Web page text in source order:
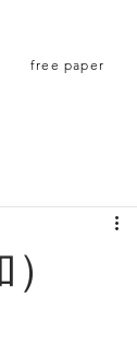
free paper